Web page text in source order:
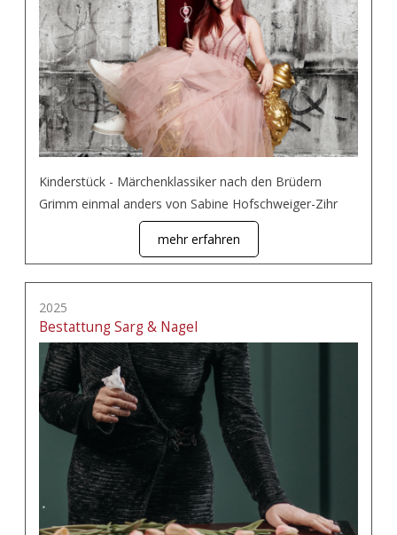
Kinderstück - Märchenklassiker nach den Brüdern
Grimm einmal anders von Sabine Hofschweiger-Zihr
mehr erfahren
2025
Bestattung Sarg & Nagel